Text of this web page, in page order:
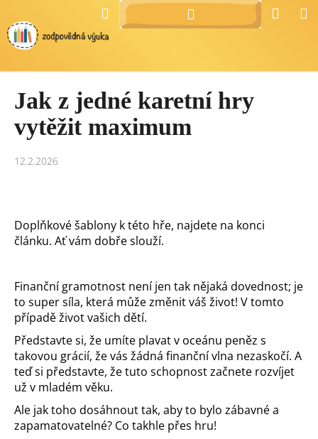
na
obsah
Hledat Přihlášení
Jak z jedné karetní hry
vytěžit maximum
12.2.2026
Doplňkové šablony k této hře, najdete na konci
článku. Ať vám dobře slouží.
Finanční gramotnost není jen tak nějaká dovednost; je
to super síla, která může změnit váš život! V tomto
případě život vašich dětí.
Představte si, že umíte plavat v oceánu peněz s
takovou grácií, že vás žádná finanční vlna nezaskočí. A
teď si představte, že tuto schopnost začnete rozvíjet
už v mladém věku.
Ale jak toho dosáhnout tak, aby to bylo zábavné a
zapamatovatelné? Co takhle přes hru!
o
Zpět
Zpět
C
o
p
o
ř
u
j
t
e
n
a
j
í
t
?